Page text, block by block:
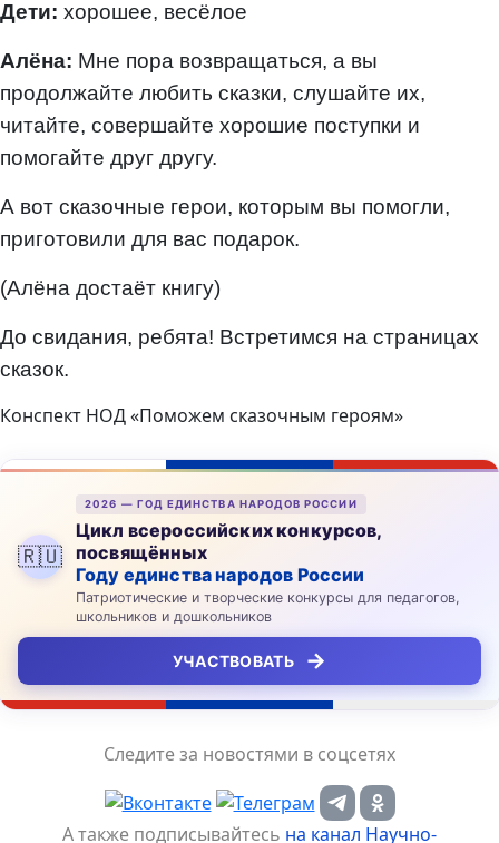
Дети: хорошее, весёлое
Алёна: Мне пора возвращаться, а вы
продолжайте любить сказки, слушайте их,
читайте, совершайте хорошие поступки и
помогайте друг другу.
А вот сказочные герои, которым вы помогли,
приготовили для вас подарок.
(Алёна достаёт книгу)
До свидания, ребята! Встретимся на страницах
сказок.
Конспект НОД «Поможем сказочным героям»
🇷🇺
2026 — ГОД ЕДИНСТВА НАРОДОВ РОССИИ
Цикл всероссийских конкурсов,
посвящённых
Году единства народов России
Патриотические и творческие конкурсы для педагогов,
школьников и дошкольников
УЧАСТВОВАТЬ →
Следите за новостями в соцсетях
А также подписывайтесь на канал Научно-